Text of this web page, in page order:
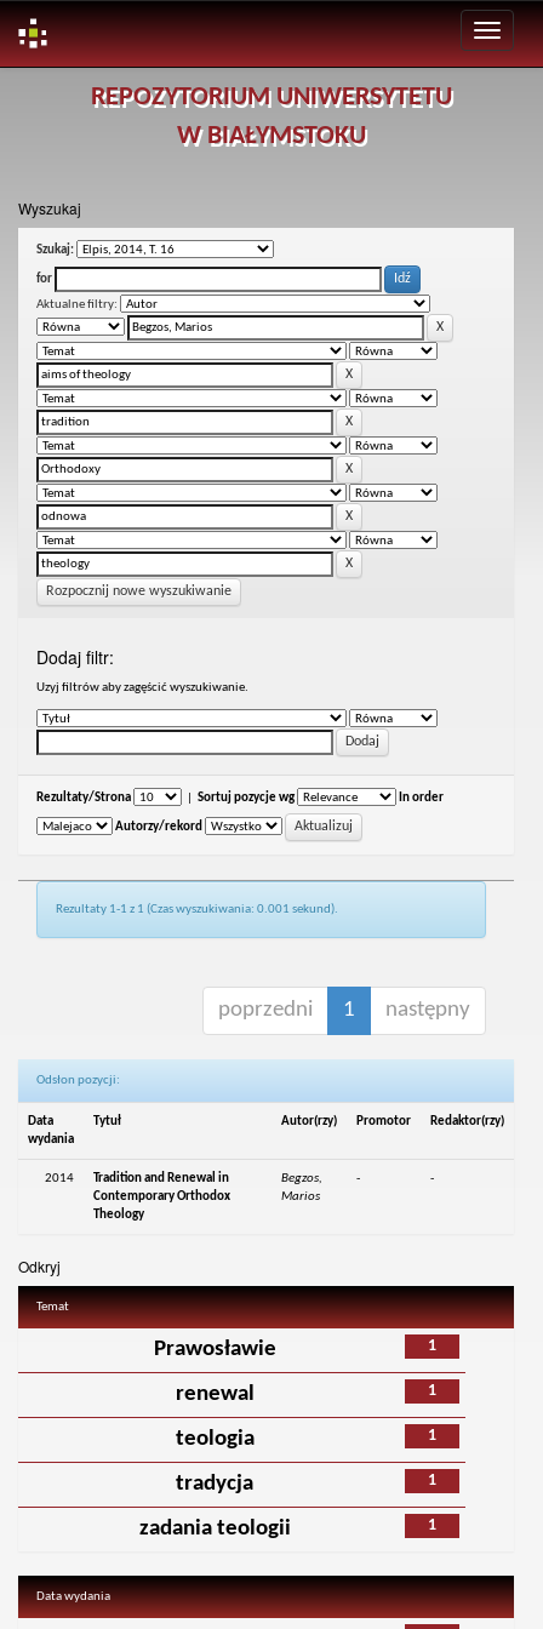
REPOZYTORIUM UNIWERSYTETU
W BIAŁYMSTOKU
Wyszukaj
Szukaj:
for
Aktualne filtry:
Rozpocznij nowe wyszukiwanie
Dodaj filtr:
Uzyj filtrów aby zagęścić wyszukiwanie.
Rezultaty/Strona Sortuj pozycje wg In order
Autorzy/rekord
Rezultaty 1-1 z 1 (Czas wyszukiwania: 0.001 sekund).
poprzedni 1 następny
Odsłon pozycji:
Data
wydania
Tytuł Autor(rzy) Promotor Redaktor(rzy)
2014
Tradition and Renewal in
Contemporary Orthodox
Theology
Begzos,
Marios
- -
Odkryj
Temat
1
Prawosławie
1
renewal
1
teologia
1
tradycja
1
zadania teologii
Data wydania